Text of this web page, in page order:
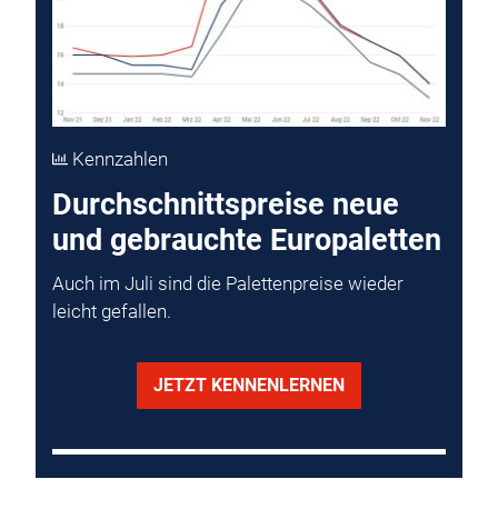
Kennzahlen
Durchschnittspreise neue
und gebrauchte Europaletten
Auch im Juli sind die Palettenpreise wieder
leicht gefallen.
JETZT KENNENLERNEN